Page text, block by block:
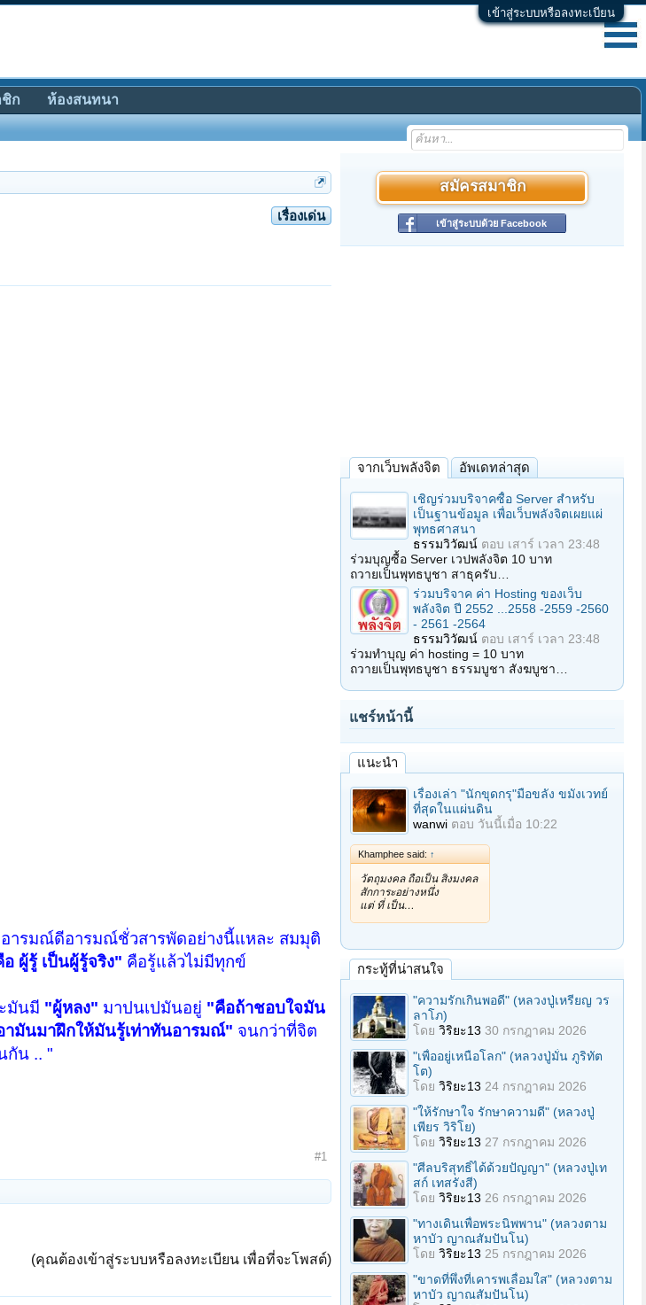
เข้าสู่ระบบหรือลงทะเบียน
เรื่องเด่น
ารมณ์ดีอารมณ์ชั่วสารพัดอย่างนี้แหละ สมมุติ
ผู้รู้ เป็นผู้รู้จริง" คือรู้แล้วไม่มีทุกข์
มันมี "ผู้หลง" มาปนเปมันอยู่ "คือถ้าชอบใจมัน
อามันมาฝึกให้มันรู้เท่าทันอารมณ์" จนกว่าที่จิต
กัน .. "
#1
(คุณต้องเข้าสู่ระบบหรือลงทะเบียน เพื่อที่จะโพสต์)
สมัครสมาชิก
เข้าสู่ระบบด้วย Facebook
จากเว็บพลังจิต อัพเดทล่าสุด
เชิญร่วมบริจาคซื้อ Server สำหรับ
เป็นฐานข้อมูล เพื่อเว็บพลังจิตเผยแผ่
พุทธศาสนา
ธรรมวิวัฒน์ ตอบ เสาร์ เวลา 23:48
ร่วมบุญซื้อ Server เวปพลังจิต 10 บาท
ถวายเป็นพุทธบูชา สาธุครับ…
ร่วมบริจาค ค่า Hosting ของเว็บ
พลังจิต ปี 2552 ...2558 -2559 -2560
- 2561 -2564
ธรรมวิวัฒน์ ตอบ เสาร์ เวลา 23:48
ร่วมทำบุญ ค่า hosting = 10 บาท
ถวายเป็นพุทธบูชา ธรรมบูชา สังฆบูชา…
แชร์หน้านี้
แนะนำ
เรื่องเล่า "นักขุดกรุ"มือขลัง ขมังเวทย์
ที่สุดในแผ่นดิน
wanwi ตอบ วันนี้เมื่อ 10:22
Khamphee said: ↑
วัตถุมงคล ถือเป็น สิ่งมงคล
สักการะอย่างหนึ่ง
แต่ ที่ เป็น…
กระทู้ที่น่าสนใจ
"ความรักเกินพอดี" (หลวงปู่เหรียญ วร
ลาโภ)
โดย วิริยะ13 30 กรกฎาคม 2026
"เพื่ออยู่เหนือโลก" (หลวงปู่มั่น ภูริทัต
โต)
โดย วิริยะ13 24 กรกฎาคม 2026
"ให้รักษาใจ รักษาความดี" (หลวงปู่
เพียร วิริโย)
โดย วิริยะ13 27 กรกฎาคม 2026
"ศีลบริสุทธิ์ได้ด้วยปัญญา" (หลวงปู่เท
สก์ เทสรังสี)
โดย วิริยะ13 26 กรกฎาคม 2026
"ทางเดินเพื่อพระนิพพาน" (หลวงตาม
หาบัว ญาณสัมปันโน)
โดย วิริยะ13 25 กรกฎาคม 2026
"ขาดที่พึ่งที่เคารพเลื่อมใส" (หลวงตาม
หาบัว ญาณสัมปันโน)
ก ห้องสนทนา